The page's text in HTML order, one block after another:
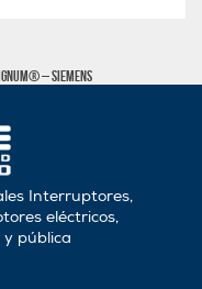
– Siemens
Interruptores,
eléctricos,
pública